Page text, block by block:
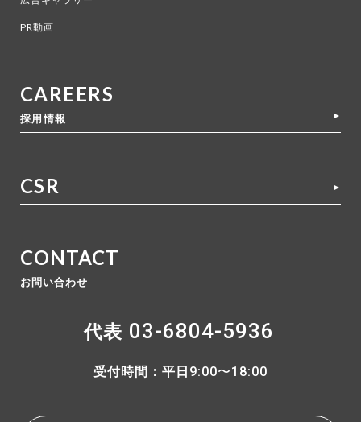
PR動画
CAREERS
採用情報
CSR
CONTACT
お問い合わせ
代表 03-6804-5936
受付時間：平日 9:00〜18:00